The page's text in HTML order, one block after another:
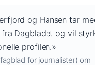
og Hansen tar
Dagbladet og vil
profilen.»
for journalister) om